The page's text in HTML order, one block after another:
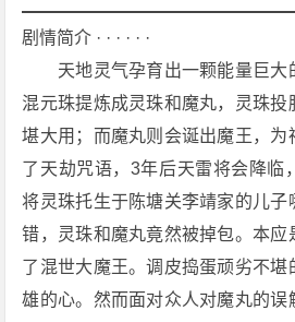
剧情简介 · · · · · ·
天地灵气孕育出一颗能量巨大
混元珠提炼成灵珠和魔丸，灵珠
堪大用；而魔丸则会诞出魔王，为
了天劫咒语，3年后天雷将会降临
将灵珠托生于陈塘关李靖家的儿子
错，灵珠和魔丸竟然被掉包。本应
了混世大魔王。调皮捣蛋顽劣不堪
雄的心。然而面对众人对魔丸的误